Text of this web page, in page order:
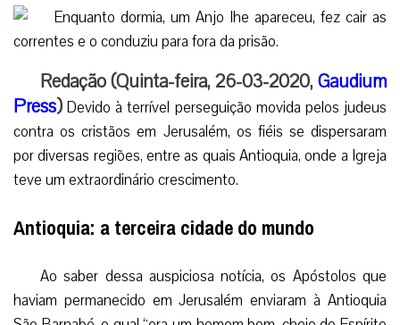
Redação (Quinta-feira, 26-03-2020, Gaudium
Press) Devido à terrível perseguição movida pelos judeus
contra os cristãos em Jerusalém, os fiéis se dispersaram
por diversas regiões, entre as quais Antioquia, onde a Igreja
teve um extraordinário crescimento.
Antioquia: a terceira cidade do mundo
Ao saber dessa auspiciosa notícia, os Apóstolos que
haviam permanecido em Jerusalém enviaram à Antioquia